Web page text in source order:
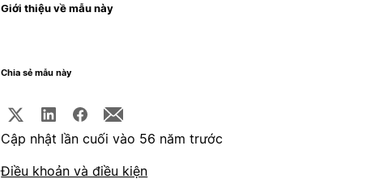
Giới thiệu về mẫu này
Chia sẻ mẫu này
Cập nhật lần cuối vào 56 năm trước
Điều khoản và điều kiện